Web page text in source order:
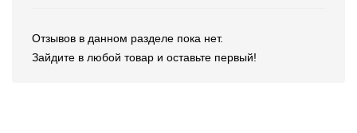
Отзывов в данном разделе пока нет.
Зайдите в любой товар и оставьте первый!